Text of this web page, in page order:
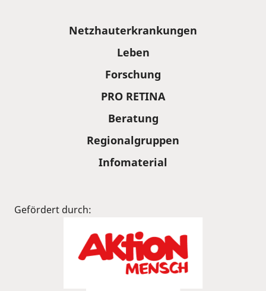
Netzhauterkrankungen
Leben
Forschung
PRO RETINA
Beratung
Regionalgruppen
Infomaterial
Gefördert durch: